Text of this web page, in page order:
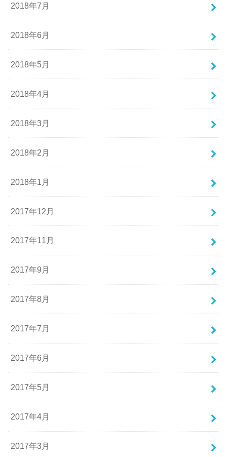
2018年7月
2018年6月
2018年5月
2018年4月
2018年3月
2018年2月
2018年1月
2017年12月
2017年11月
2017年9月
2017年8月
2017年7月
2017年6月
2017年5月
2017年4月
2017年3月